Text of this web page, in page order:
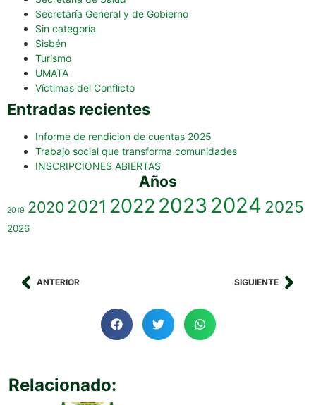
Secretaría General y de Gobierno
Sin categoría
Sisbén
Turismo
UMATA
Víctimas del Conflicto
Entradas recientes
Informe de rendicion de cuentas 2025
Trabajo social que transforma comunidades
INSCRIPCIONES ABIERTAS
Años
2019 20202021 2022 2023 2024 2025
2026
ANTERIOR SIGUIENTE
Relacionado: